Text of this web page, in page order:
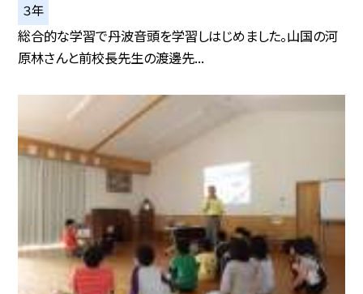
３年
総合的な学習で丹波音頭を学習しはじめました。山国の河
原林さんと前校長先生の渡邊先...